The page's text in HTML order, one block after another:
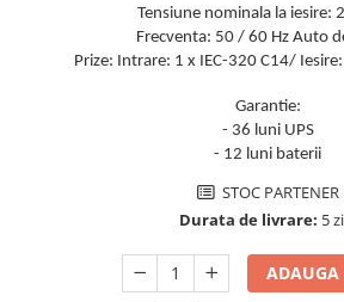
Convertoare de tensiune
Sisteme de stocare energie
Pachete complete stocare energie
Sisteme de Stocare Comerciale
Sisteme fotovoltaice complete
Sisteme fotovoltaice de putere
Sisteme fotovoltaice profesionale
Tensiune nominala la iesire:
Frecventa: 50 / 60 Hz Auto
Prize: Intrare: 1 x IEC-320 C14/
Garantie:
- 36 luni UPS
- 12 luni baterii
STOC PARTENER
Durata de livrare: 5
ADAUGA